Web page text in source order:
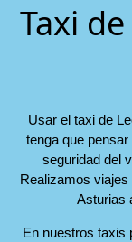
Taxi
Usar el taxi de
tenga que
seguridad del
Realizamos
Asturias
En nuestros taxis